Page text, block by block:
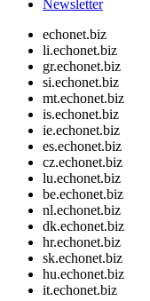
Newsletter
echonet.biz
li.echonet.biz
gr.echonet.biz
si.echonet.biz
mt.echonet.biz
is.echonet.biz
ie.echonet.biz
es.echonet.biz
cz.echonet.biz
lu.echonet.biz
be.echonet.biz
nl.echonet.biz
dk.echonet.biz
hr.echonet.biz
sk.echonet.biz
hu.echonet.biz
it.echonet.biz